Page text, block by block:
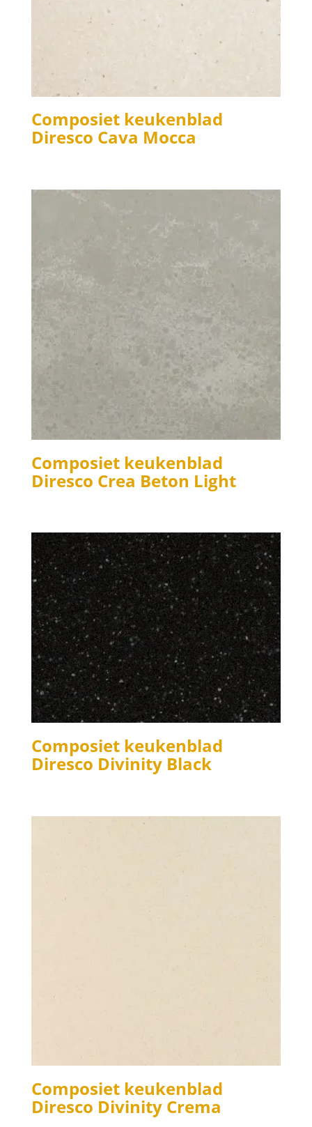
Composiet keukenblad
Diresco Cava Mocca
Composiet keukenblad
Diresco Crea Beton Light
Composiet keukenblad
Diresco Divinity Black
Composiet keukenblad
Diresco Divinity Crema